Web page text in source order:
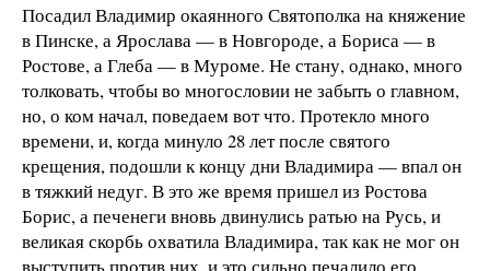
Посадил Владимир окаянного Святополка на княжение
в Пинске, а Ярослава — в Новгороде, а Бориса — в
Ростове, а Глеба — в Муроме. Не стану, однако, много
толковать, чтобы во многословии не забыть о главном,
но, о ком начал, поведаем вот что. Протекло много
времени, и, когда минуло 28 лет после святого
крещения, подошли к концу дни Владимира — впал он
в тяжкий недуг. В это же время пришел из Ростова
Борис, а печенеги вновь двинулись ратью на Русь, и
великая скорбь охватила Владимира, так как не мог он
выступить против них, и это сильно печалило его.